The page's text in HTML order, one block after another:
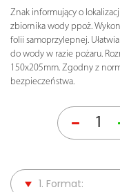
Znak informujący o lokalizacji
zbiornika wody ppoż.
folii samoprzylepnej.
do wody w razie pożaru.
150x205mm. Zgodny z
bezpieczeństwa.
1. Format: